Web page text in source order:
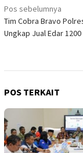
Navigasi
pos
Pos sebelumnya
Tim Cobra Bravo
Ungkap Jual Edar
POS TERKAIT